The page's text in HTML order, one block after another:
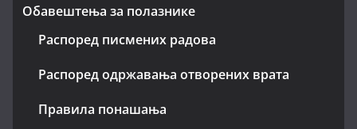
Обавештења за полазнике
Распоред писмених радова
Распоред одржавања отворених врата
Правила понашања